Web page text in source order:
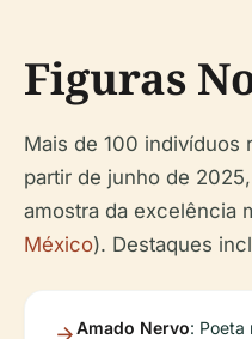
Figuras
Mais de 100 indivíduos
partir de junho de
amostra da excelência
México). Destaques
Amado Nervo: Poeta